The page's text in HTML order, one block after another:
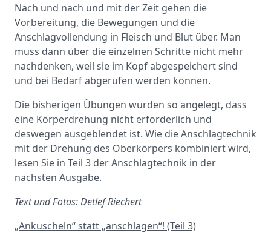
Nach und nach und mit der Zeit gehen die
Vorbereitung, die Bewegungen und die
Anschlagvollendung in Fleisch und Blut über. Man
muss dann über die einzelnen Schritte nicht mehr
nachdenken, weil sie im Kopf abgespeichert sind
und bei Bedarf abgerufen werden können.
Die bisherigen Übungen wurden so angelegt, dass
eine Körperdrehung nicht erforderlich und
deswegen ausgeblendet ist. Wie die Anschlagtechnik
mit der Drehung des Oberkörpers kombiniert wird,
lesen Sie in Teil 3 der Anschlagtechnik in der
nächsten Ausgabe.
Text und Fotos: Detlef Riechert
„Ankuscheln“ statt „anschlagen“! (Teil 3)